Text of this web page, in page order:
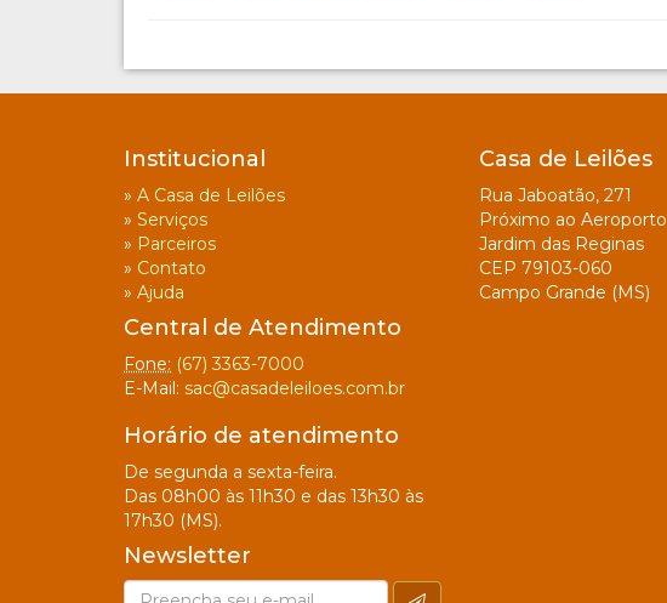
Institucional
» A Casa de Leilões
» Serviços
» Parceiros
» Contato
» Ajuda
Central de Atendimento
Fone: (67) 3363-7000
E-Mail: sac@casadeleiloes.com.br
Horário de atendimento
De segunda a sexta-feira.
Das 08h00 às 11h30 e das 13h30 às
17h30 (MS).
Newsletter
Casa de Leilões
Rua Jaboatão, 271
Próximo ao Aeroporto
Jardim das Reginas
CEP 79103-060
Campo Grande (MS)